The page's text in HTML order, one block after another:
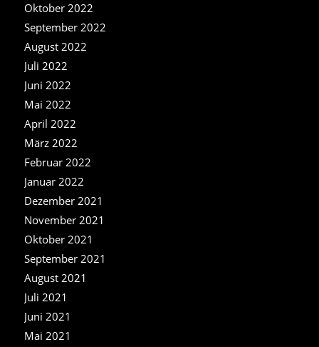
Oktober 2022
September 2022
August 2022
Juli 2022
Juni 2022
Mai 2022
April 2022
März 2022
Februar 2022
Januar 2022
Dezember 2021
November 2021
Oktober 2021
September 2021
August 2021
Juli 2021
Juni 2021
Mai 2021